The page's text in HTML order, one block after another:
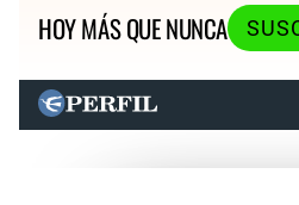
HOY MÁS QUE NUNCA